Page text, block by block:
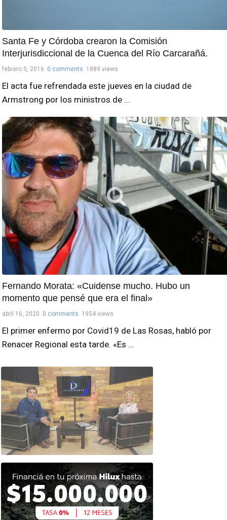
Santa Fe y Córdoba crearon la Comisión
Interjurisdiccional de la Cuenca del Río Carcarañá.
febrero 5, 2016 0 comments 1889 views
El acta fue refrendada este jueves en la ciudad de
Armstrong por los ministros de ...
Fernando Morata: «Cuidense mucho. Hubo un
momento que pensé que era el final»
abril 16, 2020 0 comments 1954 views
El primer enfermo por Covid19 de Las Rosas, habló por
Renacer Regional esta tarde. «Es ...